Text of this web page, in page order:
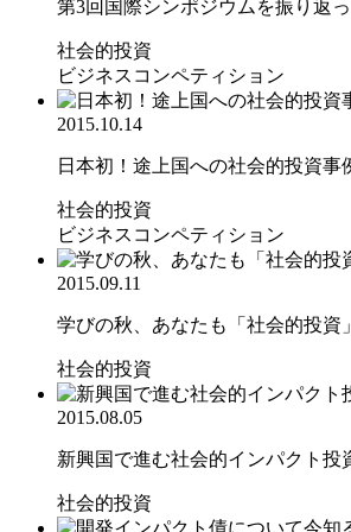
第3回国際シンポジウムを振り返
社会的投資
ビジネスコンペティション
2015.10.14
日本初！途上国への社会的投資事
社会的投資
ビジネスコンペティション
2015.09.11
学びの秋、あなたも「社会的投資
社会的投資
2015.08.05
新興国で進む社会的インパクト投
社会的投資